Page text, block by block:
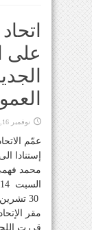
على
نوفمبر 16, 2020
عمّم
إستنادا
محمد
30
مقر
قررت